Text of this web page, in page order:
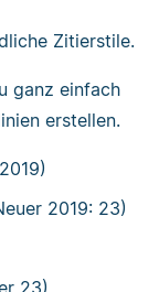
Zitierstile.
ganz einfach
erstellen.
2019: 23)